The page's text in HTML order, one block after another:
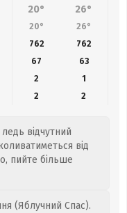
20° 26°
20° 26°
762 762
67 63
2
1
2 2
відчутний
від
пийте більше
(Яблучний Спас).